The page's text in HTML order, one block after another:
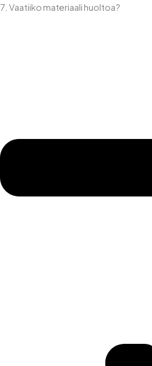
7. Vaatiiko materiaali huoltoa?